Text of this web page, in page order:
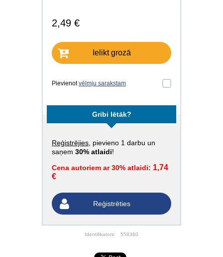
2,49 €
Ielikt grozā
Pievienotvēlmju sarakstam
Gribi lētāk?
Reģistrējies , pievieno 1 darbu un
saņem 30% atlaidi!
Cena autoriem ar 30% atlaidi: 1,74
€
Reģistrēties
Identifikators: 558360